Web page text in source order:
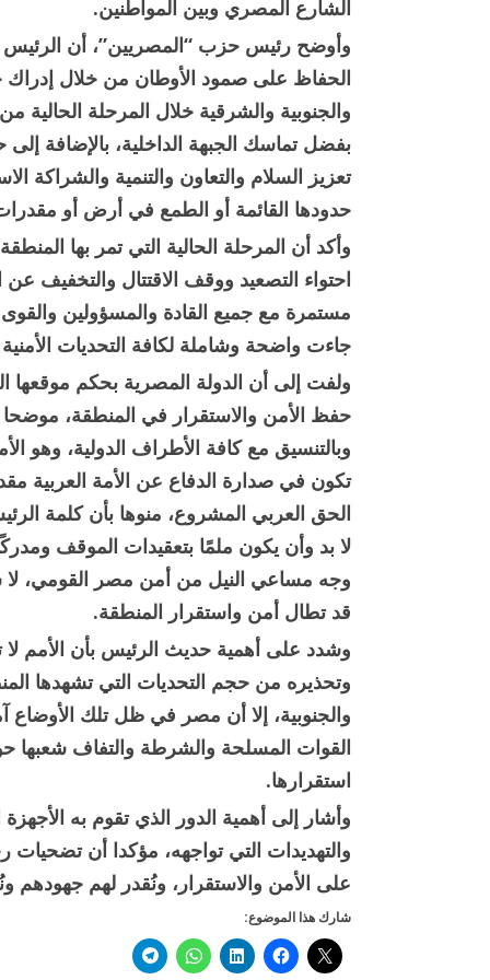
الشارع المصري وبين المواطنين.
وأوضح رئيس حزب “المصريين”، أن
الحفاظ على صمود الأوطان من خلال إدراك
والجنوبية والشرقية خلال المرحلة
بفضل تماسك الجبهة الداخلية، بالإضافة
تعزيز السلام والتعاون والتنمية والشراكة
حدودها القائمة أو الطمع في أرض أو
وأكد أن المرحلة الحالية التي تمر بها
احتواء التصعيد ووقف الاقتتال والتخفيف
مستمرة مع جميع القادة والمسؤولين
جاءت واضحة وشاملة لكافة التحديات
ولفت إلى أن الدولة المصرية بحكم موقعها
حفظ الأمن والاستقرار في المنطقة،
وبالتنسيق مع كافة الأطراف الدولية، وهو
تكون في صدارة الدفاع عن الأمة العربية
الحق العربي المشروع، منوها بأن كلمة
لا بد وأن يكون ملمًا بتعقيدات الموقف
وجه مساعي النيل من أمن مصر القومي، لا
قد تطال أمن واستقرار المنطقة.
وشدد على أهمية حديث الرئيس بأن الأمم لا
وتحذيره من حجم التحديات التي تشهدها
والجنوبية، إلا أن مصر في ظل تلك
القوات المسلحة والشرطة والتفاف شعبها
استقرارها.
وأشار إلى أهمية الدور الذي تقوم به
والتهديدات التي تواجهه، مؤكدا أن
على الأمن والاستقرار، ونُقدر لهم جهودهم
شارك هذا الموضوع: